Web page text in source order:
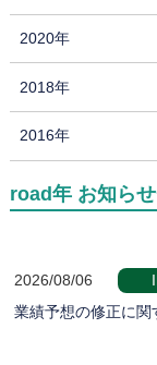
2020年
2018年
2016年
road年 お知ら
2026/08/06
業績予想の修正に関